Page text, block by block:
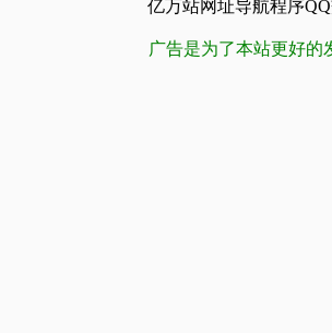
亿万站网址导航程序
广告是为了本站更好的